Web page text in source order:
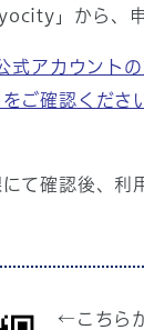
」から、
式アカウント
ご確認くださ
て確認後、利
←こちら